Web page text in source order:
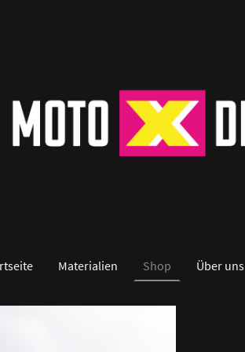
Materialien Shop Über uns